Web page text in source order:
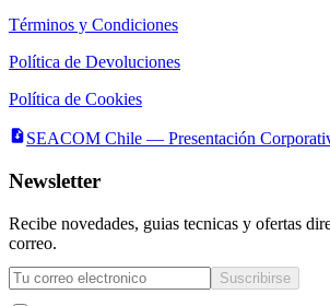
Términos y Condiciones
Política de Devoluciones
Política de Cookies
SEACOM Chile — Presentación
Newsletter
Recibe novedades, guias tecnicas y ofertas
correo.
Suscribirse